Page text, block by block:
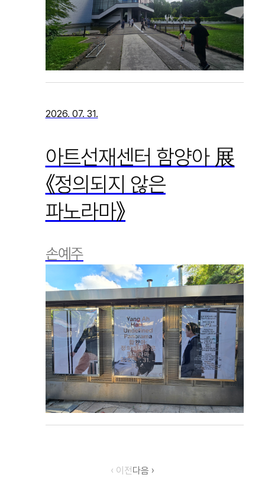
2026. 07. 31.
아트선재센터 함양아 展
《정의되지 않은
파노라마》
손예주
‹ 이전다음 ›